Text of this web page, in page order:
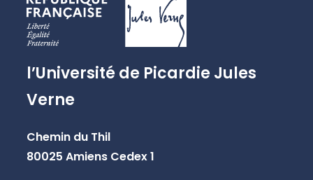
l’Université de Picardie Jules
Verne
Chemin du Thil
80025 Amiens Cedex 1